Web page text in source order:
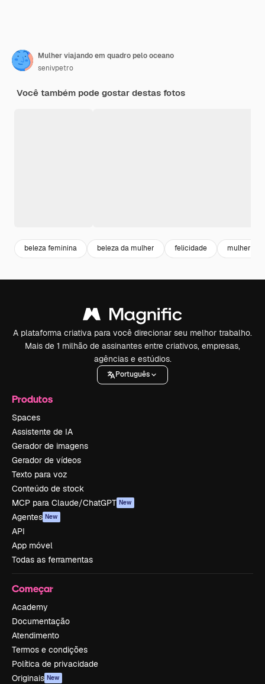
Mulher viajando em quadro pelo oceano
senivpetro
Você também pode gostar destas fotos
beleza feminina beleza da mulher felicidade mulher
A plataforma criativa para você direcionar seu melhor trabalho.
Mais de 1 milhão de assinantes entre criativos, empresas,
agências e estúdios.
Português
Produtos
Spaces
Assistente de IA
Gerador de imagens
Gerador de vídeos
Texto para voz
Conteúdo de stock
MCP para Claude/ChatGPT New
Agentes New
API
App móvel
Todas as ferramentas
Começar
Academy
Documentação
Atendimento
Termos e condições
Política de privacidade
Originais New